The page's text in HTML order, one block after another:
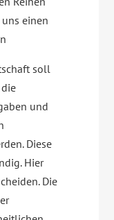
einen
soll
und
Diese
Hier
Die